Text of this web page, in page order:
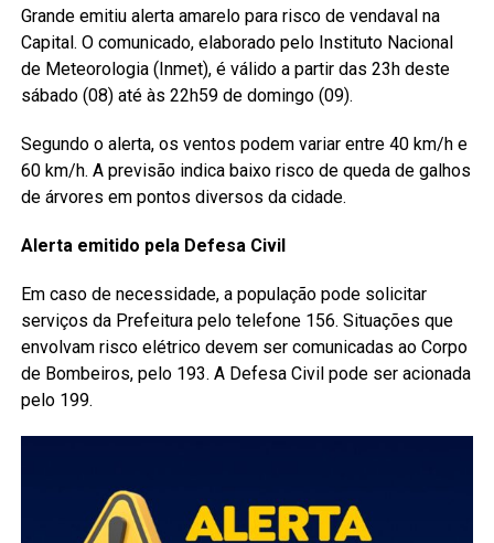
Grande emitiu alerta amarelo para risco de vendaval na
Capital. O comunicado, elaborado pelo Instituto Nacional
de Meteorologia (Inmet), é válido a partir das 23h deste
sábado (08) até às 22h59 de domingo (09).
Segundo o alerta, os ventos podem variar entre 40 km/h e
60 km/h. A previsão indica baixo risco de queda de galhos
de árvores em pontos diversos da cidade.
Alerta emitido pela Defesa Civil
Em caso de necessidade, a população pode solicitar
serviços da Prefeitura pelo telefone 156. Situações que
envolvam risco elétrico devem ser comunicadas ao Corpo
de Bombeiros, pelo 193. A Defesa Civil pode ser acionada
pelo 199.